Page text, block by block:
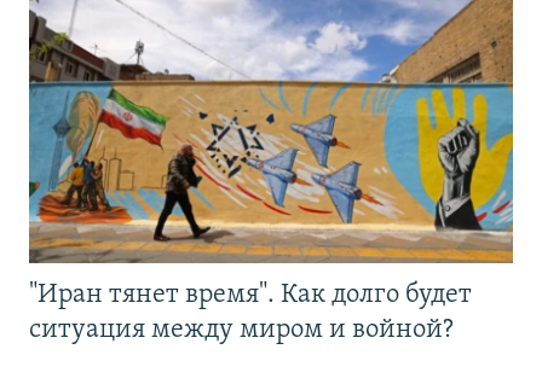
"Иран тянет время". Как долго будет
ситуация между миром и войной?